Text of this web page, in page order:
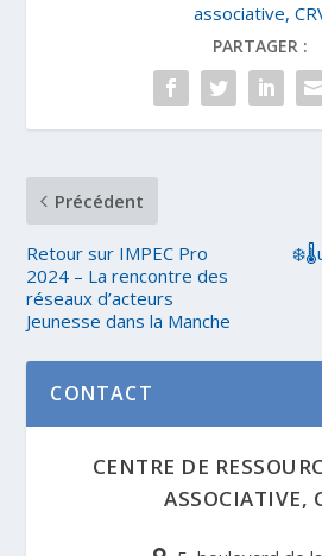
associative,
PARTAGER :
Précédent
Retour sur IMPEC Pro
2024 – La rencontre des
réseaux d’acteurs
Jeunesse dans la Manche
CONTACT
CENTRE DE
ASSOCIATIVE,